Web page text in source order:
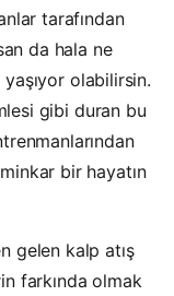
tarafından
da hala ne
yaşıyor olabilirsin.
gibi duran bu
bir hayatın
gelen kalp atış
farkında olmak